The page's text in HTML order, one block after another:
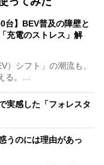
台】BEV普及の障壁と
充電のストレス」解
シフト」の潮流も、
る。…
実感した「フォレスタ
うのには理由があっ